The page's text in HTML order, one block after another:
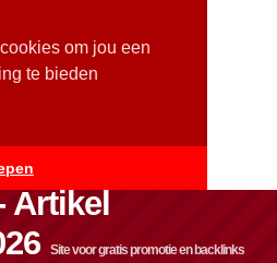
om jou een
te bieden
Artikel
Site voor gratis promotie en backlinks